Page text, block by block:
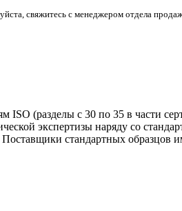
свяжитесь с менеджером отдела
ISO (разделы с 30 по 35 в части
экспертизы наряду со
стандартных образцов